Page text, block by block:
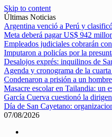
Skip to content
Últimas Noticias
Argentina venció a Perú y
Meta deberá pagar US$ 942
Empleados judiciales cobrarán
Imputaron a policías por la
Desalojos exprés: inquilinos de
Agenda y cronograma de la
Condenaron a prisión a un
Masacre escolar en Tailandia: un
García Cuerva cuestionó la
Día de San Cayetano:
07/08/2026